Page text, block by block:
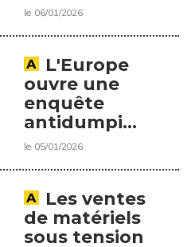
ventes en
le 06/01/2026
L'Europe
ouvre une
enquête
antidumping
sur les grues
le 05/01/2026
Les ventes
de matériels
sous tension